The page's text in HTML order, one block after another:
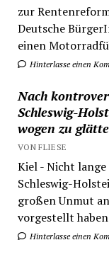
zur
Deutsche
einen
Hinterlasse einen
Nach
Schleswig-
wogen zu
VON FLIESE
Kiel - Nicht lange
Schleswig-
großen Unmut
vorgestellt
Hinterlasse einen